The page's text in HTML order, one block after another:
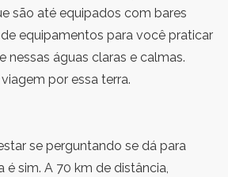
são até equipados com bares
equipamentos para você praticar
nessas águas claras e calmas.
por essa terra.
se perguntando se dá para
é sim. A 70 km de distância,